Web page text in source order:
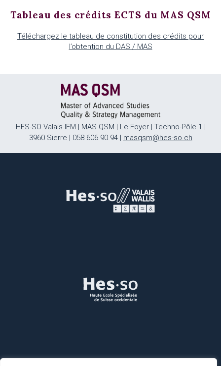
Tableau des crédits ECTS du MAS QSM
Téléchargez le tableau de constitution des crédits pour
l’obtention du DAS / MAS
HES-SO Valais IEM | MAS QSM | Le Foyer | Techno-Pôle 1 |
3960 Sierre | 058 606 90 94 | masqsm@hes-so.ch